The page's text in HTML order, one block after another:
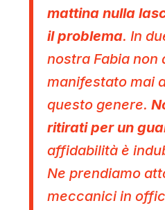
mattina nulla
il problema. In
nostra Fabia non
manifestato mai
questo genere.
ritirati per un
affidabilità è
Ne prendiamo
meccanici in